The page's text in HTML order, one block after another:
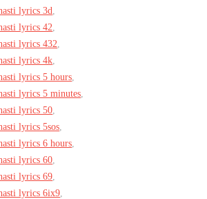
lyrics 3d,
lyrics 42,
lyrics 432,
lyrics 4k,
lyrics 5 hours,
lyrics 5 minutes,
lyrics 50,
lyrics 5sos,
lyrics 6 hours,
lyrics 60,
lyrics 69,
lyrics 6ix9,